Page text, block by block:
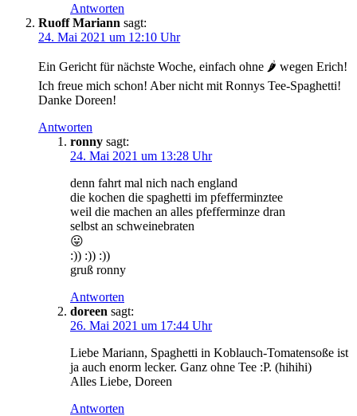
Antworten
Ruoff Mariann sagt:
24. Mai 2021 um 12:10 Uhr
Ein Gericht für nächste Woche, einfach ohne 🌶 wegen Erich!
Ich freue mich schon! Aber nicht mit Ronnys Tee-Spaghetti!
Danke Doreen!
Antworten
ronny sagt:
24. Mai 2021 um 13:28 Uhr
denn fahrt mal nich nach england
die kochen die spaghetti im pfefferminztee
weil die machen an alles pfefferminze dran
selbst an schweinebraten
😛
:)) :)) :))
gruß ronny
Antworten
doreen sagt:
26. Mai 2021 um 17:44 Uhr
Liebe Mariann, Spaghetti in Koblauch-Tomatensoße ist
ja auch enorm lecker. Ganz ohne Tee :P. (hihihi)
Alles Liebe, Doreen
Antworten